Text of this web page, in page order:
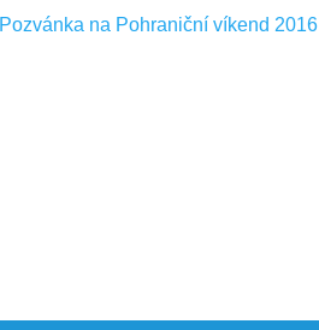
Pozvánka na Pohraniční víkend 2016